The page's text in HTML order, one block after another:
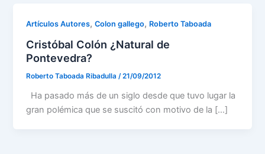
Artículos Autores,Colon gallego, Roberto Taboada
Cristóbal Colón ¿Natural de
Pontevedra?
Roberto Taboada Ribadulla /21/09/2012
Ha pasado más de un siglo desde que tuvo lugar la
gran polémica que se suscitó con motivo de la […]